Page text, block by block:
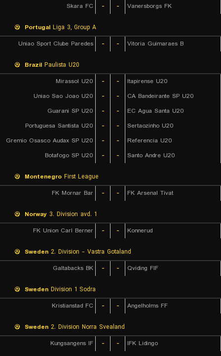
Skara FC - - Vanersborgs FK
Portugal Liga 3, Group A
Uniao Sport Clube Paredes
- - Vitoria Guimaraes B
Brazil Paulista U20
Mirassol U20
- -
Itapirense U20
Uniao Sao Joao U20
- -
CA Bandeirante SP U20
Guarani SP U20
- -
EC Agua Santa U20
Portuguesa Santista U20
- -
Sertaozinho U20
Gremio Osasco Audax SP U20
- -
Referencia U20
Botafogo SP U20
- - Santo Andre U20
Montenegro First League
FK Mornar Bar
- - FK Arsenal Tivat
Norway 3. Division avd. 1
FK Union Carl Berner
- - Konnerud
Sweden 2. Division - Vastra Gotaland
Galtabacks BK
- - Qviding FIF
Sweden Division 1 Sodra
Kristianstad FC
- - Angelholms FF
Sweden 2. Division Norra Svealand
Kungsangens IF
- - IFK Lidingo